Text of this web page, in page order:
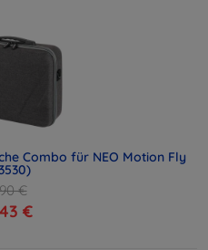
Combo für NEO Motion Fly
€
€